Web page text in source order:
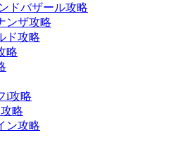
ドバザール攻略
ンザ攻略
ド攻略
略
i攻略
略
ン攻略